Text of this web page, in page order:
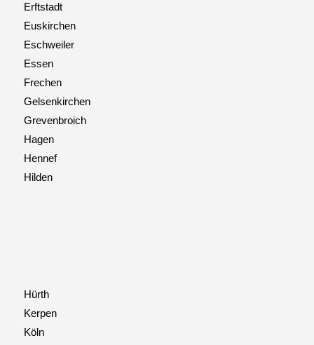
Erftstadt
Euskirchen
Eschweiler
Essen
Frechen
Gelsenkirchen
Grevenbroich
Hagen
Hennef
Hilden
Hürth
Kerpen
Köln